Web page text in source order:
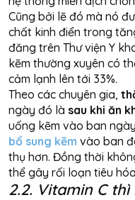
Cũng bởi lẽ đó mà nó
chất kinh điển trong
đăng trên Thư viện Y
kẽm thường xuyên có
cảm lạnh lên tới 33%.
Theo các chuyên gia,
ngày đó là sau khi ăn
uống kẽm vào ban
bổ sung kẽm vào ban
thụ hơn. Đồng thời
thể gây rối loạn tiêu
2.2. Vitamin C